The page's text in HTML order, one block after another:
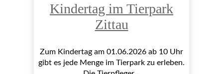
Kindertag im Tierpark
Zittau
Zum Kindertag am 01.06.2026 ab 10 Uhr
gibt es jede Menge im Tierpark zu erleben.